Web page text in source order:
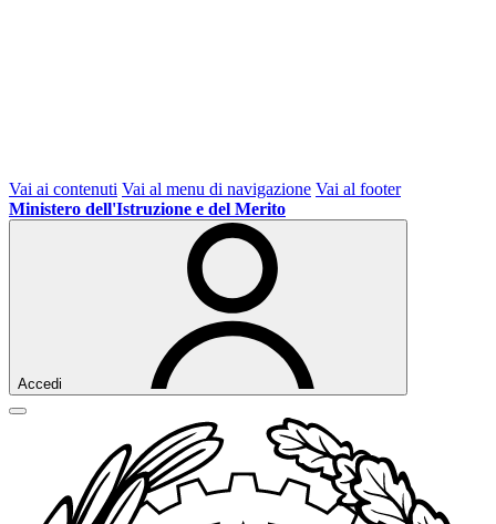
Vai ai contenuti Vai al menu di navigazione Vai al footer
Ministero dell'Istruzione e del Merito
Accedi